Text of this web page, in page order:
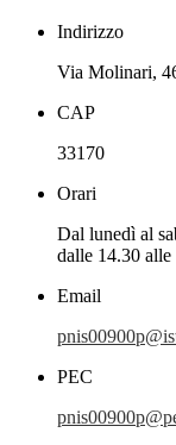
Indirizzo
Via Molinari,
CAP
33170
Orari
Dal lunedì al
dalle 14.30 alle
Email
PEC